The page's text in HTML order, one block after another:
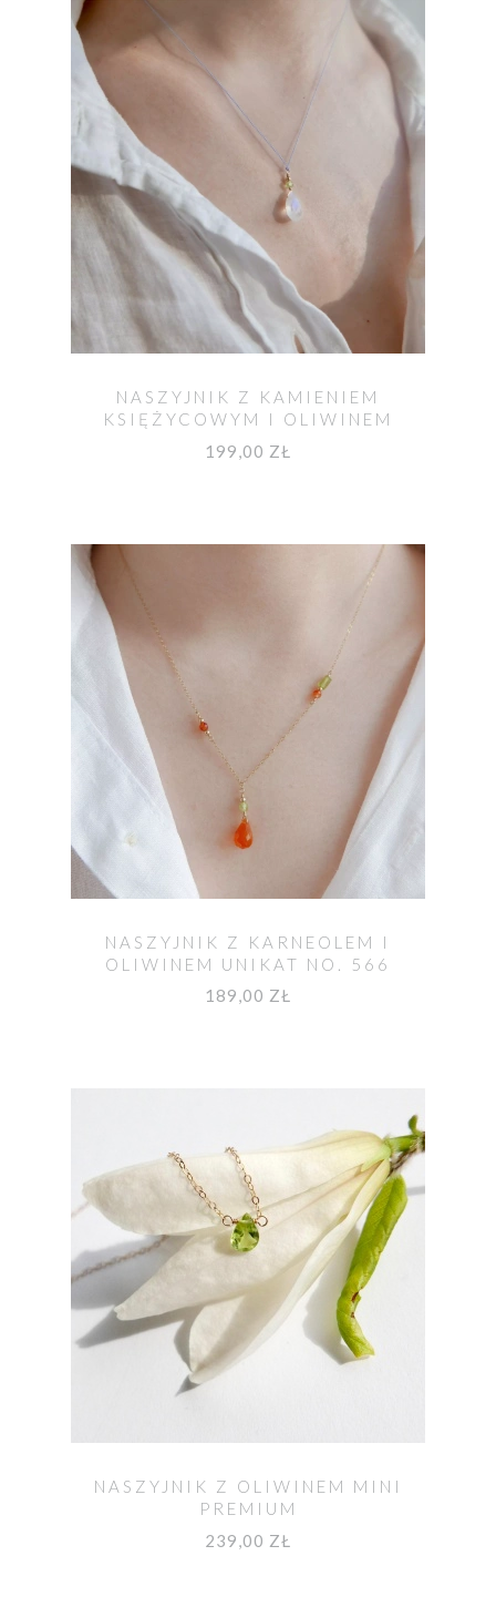
NASZYJNIK Z KAMIENIEM
KSIĘŻYCOWYM I OLIWINEM
UNIKAT NO. 532
199,00 ZŁ
NASZYJNIK Z KARNEOLEM I
OLIWINEM UNIKAT NO. 566
189,00 ZŁ
NASZYJNIK Z OLIWINEM MINI
PREMIUM
239,00 ZŁ